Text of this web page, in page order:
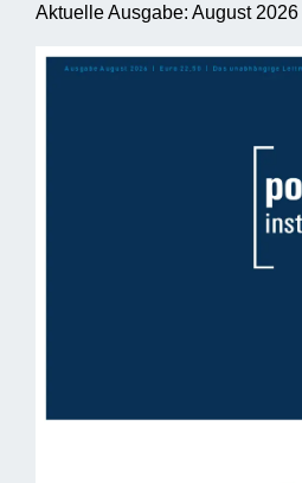
Aktuelle Ausgabe: August 2026